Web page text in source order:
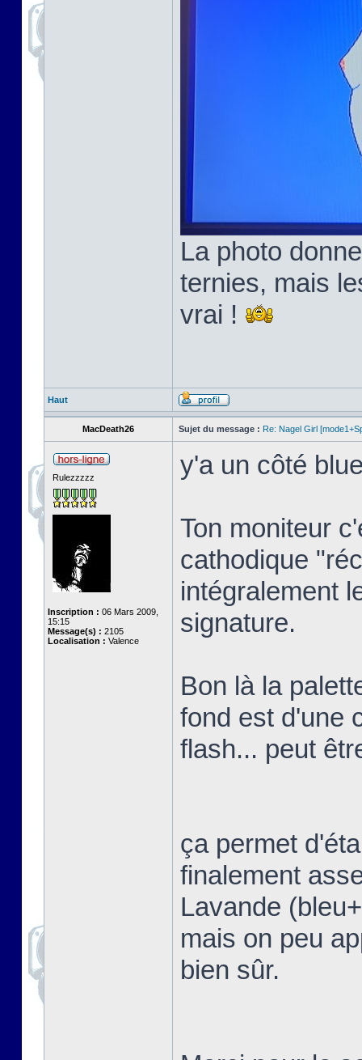
La photo
ternies, mais
vrai !
Haut
MacDeath26 Sujet du message : Re: Nagel Girl
Rulezzzzz
Inscription : 06 Mars 2009,
15:15
Message(s) : 2105
Localisation : Valence
y'a un côté
Ton moniteur
cathodique
intégralement
signature.
Bon là la
fond est d'une
flash... peut
ça permet
finalement
Lavande
mais on peu
bien sûr.